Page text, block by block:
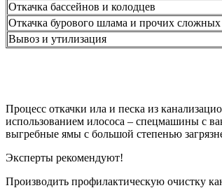
Откачка бассейнов и колодцев
Откачка бурового шлама и прочих сложных
Вывоз и утилизация
Процесс откачки ила и песка из
использованием илососа – спецмашины с
выгребные ямы с большой степенью
Эксперты рекомендуют!
Производить профилактическую очистку